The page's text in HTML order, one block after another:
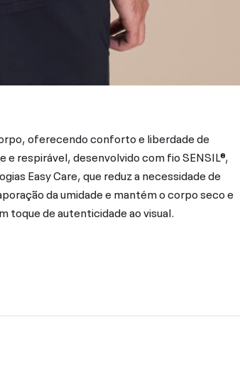
oferecendo conforto e liberdade de
respirável, desenvolvido com fio SENSIL®,
Easy Care, que reduz a necessidade de
da umidade e mantém o corpo seco e
toque de autenticidade ao visual.